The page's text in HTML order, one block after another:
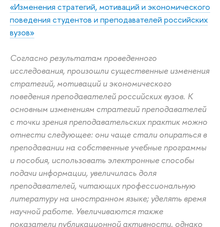
«Изменения стратегий, мотиваций и экономического
поведения студентов и преподавателей российских
вузов»
Согласно результатам проведенного
исследования, произошли существенные изменения
стратегий, мотиваций и экономического
поведения преподавателей российских вузов. К
основным изменениям стратегий преподавателей
с точки зрения преподавательских практик можно
отнести следующее: они чаще стали опираться в
преподавании на собственные учебные программы
и пособия, использовать электронные способы
подачи информации, увеличилась доля
преподавателей, читающих профессиональную
литературу на иностранном языке; уделять время
научной работе. Увеличиваются также
показатели публикационной активности, однако